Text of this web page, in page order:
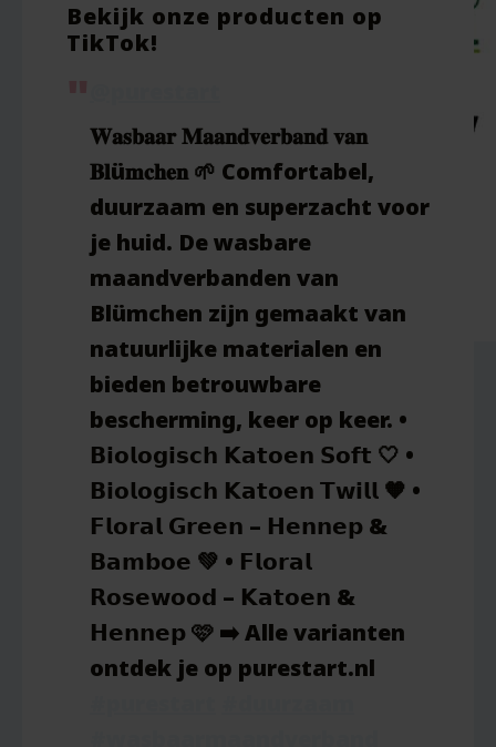
Bekijk onze producten op
TikTok!
𝐖𝐚𝐬𝐛𝐚𝐚𝐫 𝐌𝐚𝐚𝐧𝐝𝐯𝐞𝐫𝐛𝐚𝐧𝐝 𝐯𝐚𝐧
𝐁𝐥ü𝐦𝐜𝐡𝐞𝐧 🌱 Comfortabel,
duurzaam en superzacht voor
je huid. De wasbare
maandverbanden van
Blümchen zijn gemaakt van
natuurlijke materialen en
bieden betrouwbare
bescherming, keer op keer. •
𝗕𝗶𝗼𝗹𝗼𝗴𝗶𝘀𝗰𝗵 𝗞𝗮𝘁𝗼𝗲𝗻 𝗦𝗼𝗳𝘁 🤍 •
𝗕𝗶𝗼𝗹𝗼𝗴𝗶𝘀𝗰𝗵 𝗞𝗮𝘁𝗼𝗲𝗻 𝗧𝘄𝗶𝗹𝗹 🧡 •
𝗙𝗹𝗼𝗿𝗮𝗹 𝗚𝗿𝗲𝗲𝗻 – 𝗛𝗲𝗻𝗻𝗲𝗽 &
𝗕𝗮𝗺𝗯𝗼𝗲 💚 • 𝗙𝗹𝗼𝗿𝗮𝗹
𝗥𝗼𝘀𝗲𝘄𝗼𝗼𝗱 – 𝗞𝗮𝘁𝗼𝗲𝗻 &
𝗛𝗲𝗻𝗻𝗲𝗽 🩷 ➡️ Alle varianten
ontdek je op purestart.nl